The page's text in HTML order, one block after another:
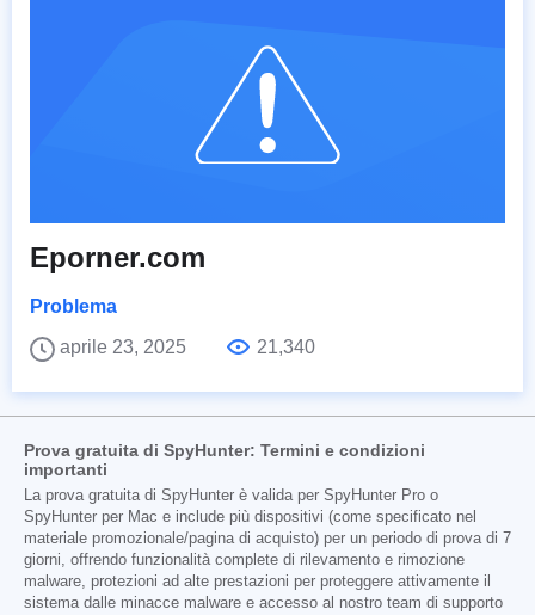
Eporner.com
Problema
aprile 23, 2025
21,340
Prova gratuita di SpyHunter: Termini e condizioni
importanti
La prova gratuita di SpyHunter è valida per SpyHunter Pro o
SpyHunter per Mac e include più dispositivi (come specificato nel
materiale promozionale/pagina di acquisto) per un periodo di prova di 7
giorni, offrendo funzionalità complete di rilevamento e rimozione
malware, protezioni ad alte prestazioni per proteggere attivamente il
sistema dalle minacce malware e accesso al nostro team di supporto